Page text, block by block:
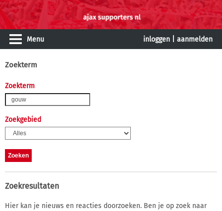
Menu inloggen aanmelden
Zoekterm
Zoekterm
Zoekgebied
Zoekresultaten
Hier kan je nieuws en reacties doorzoeken. Ben je op zoek naar